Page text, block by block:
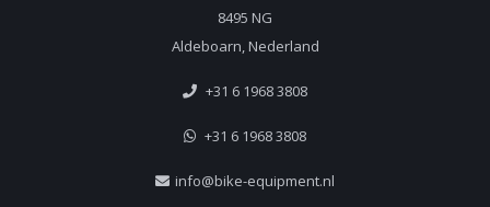
8495 NG
Aldeboarn, Nederland
+31 6 1968 3808
+31 6 1968 3808
info@bike-equipment.nl